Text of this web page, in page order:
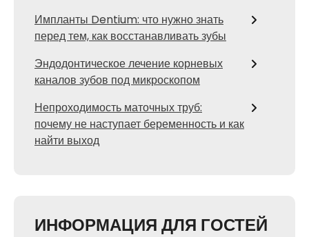
Импланты Dentium: что нужно знать
перед тем, как восстанавливать зубы
Эндодонтическое лечение корневых
каналов зубов под микроскопом
Непроходимость маточных труб:
почему не наступает беременность и как
найти выход
ИНФОРМАЦИЯ ДЛЯ ГОСТЕЙ